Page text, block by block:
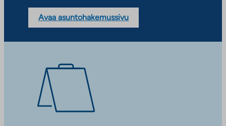
Avaa asuntohakemussivu